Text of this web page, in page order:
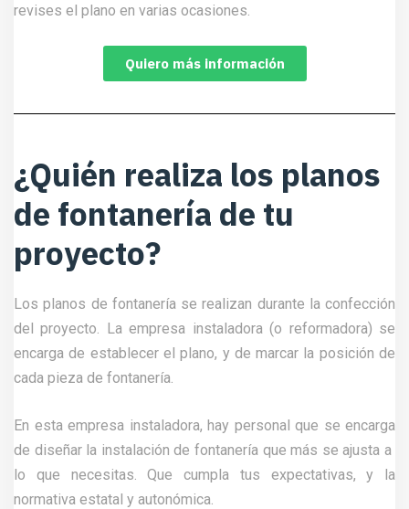
revises el plano en varias ocasiones.
Quiero más información
¿Quién realiza los planos
de fontanería de tu
proyecto?
Los planos de fontanería se realizan durante la confección
del proyecto. La empresa instaladora (o reformadora) se
encarga de establecer el plano, y de marcar la posición de
cada pieza de fontanería.
En esta empresa instaladora, hay personal que se encarga
de diseñar la instalación de fontanería que más se ajusta a
lo que necesitas. Que cumpla tus expectativas, y la
normativa estatal y autonómica.